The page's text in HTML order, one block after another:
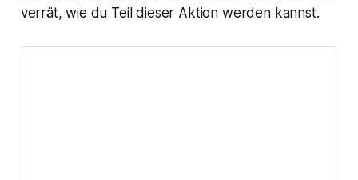
verrät, wie du Teil dieser Aktion werden kannst.